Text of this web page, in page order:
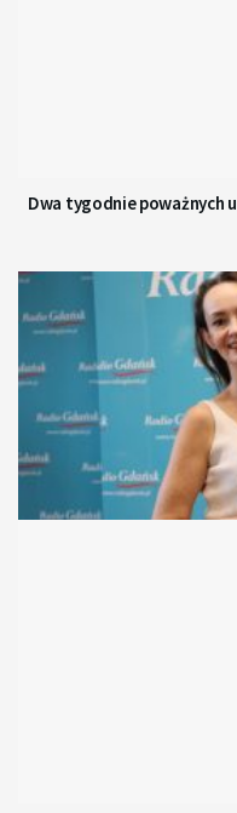
Dwa tygodnie poważnych